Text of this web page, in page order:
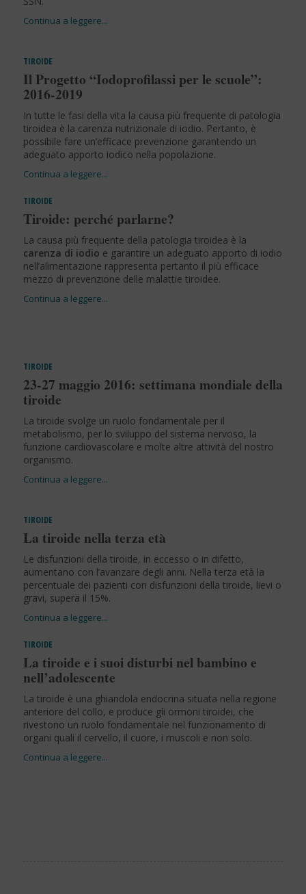
TIROIDE
Il Progetto “Iodoprofilassi per le scuole”:
2016-2019
In tutte le fasi della vita la causa più frequente di patologia
tiroidea è la carenza nutrizionale di iodio. Pertanto, è
possibile fare un’efficace prevenzione garantendo un
adeguato apporto iodico nella popolazione.
TIROIDE
Tiroide: perché parlarne?
La causa più frequente della patologia tiroidea è la
carenza di iodio e garantire un adeguato apporto di iodio
nell’alimentazione rappresenta pertanto il più efficace
mezzo di prevenzione delle malattie tiroidee.
TIROIDE
23-27 maggio 2016: settimana mondiale della
tiroide
La tiroide svolge un ruolo fondamentale per il
metabolismo, per lo sviluppo del sistema nervoso, la
funzione cardiovascolare e molte altre attività del nostro
organismo.
TIROIDE
La tiroide nella terza età
Le disfunzioni della tiroide, in eccesso o in difetto,
aumentano con l’avanzare degli anni. Nella terza età la
percentuale dei pazienti con disfunzioni della tiroide, lievi o
gravi, supera il 15%.
TIROIDE
La tiroide e i suoi disturbi nel bambino e
nell’adolescente
La tiroide è una ghiandola endocrina situata nella regione
anteriore del collo, e produce gli ormoni tiroidei, che
rivestono un ruolo fondamentale nel funzionamento di
organi quali il cervello, il cuore, i muscoli e non solo.